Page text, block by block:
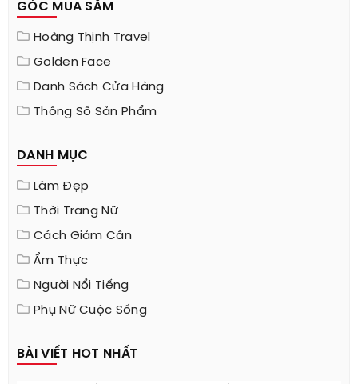
Hoàng Thịnh Travel
Golden Face
Danh Sách Cửa Hàng
Làm Đẹp
Thời Trang Nữ
Cách Giảm Cân
Ẩm Thực
Người Nổi Tiếng